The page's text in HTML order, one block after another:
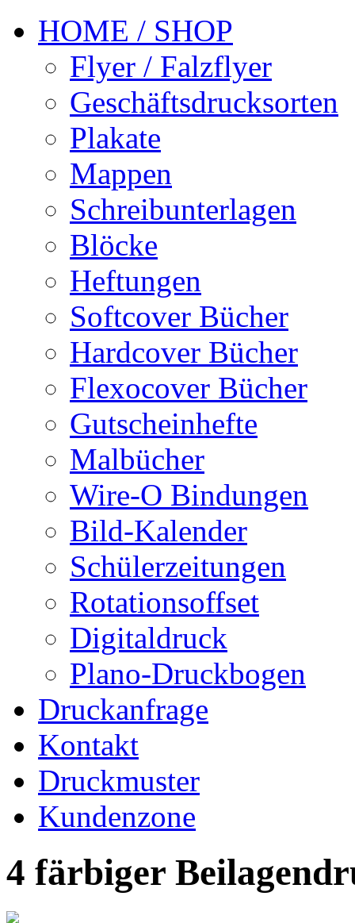
HOME / SHOP
Flyer / Falzflyer
Geschäftsdrucksorten
Plakate
Mappen
Schreibunterlagen
Blöcke
Heftungen
Softcover Bücher
Hardcover Bücher
Flexocover Bücher
Gutscheinhefte
Malbücher
Wire-O Bindungen
Bild-Kalender
Schülerzeitungen
Rotationsoffset
Digitaldruck
Plano-Druckbogen
Druckanfrage
Kontakt
Druckmuster
Kundenzone
4 färbiger